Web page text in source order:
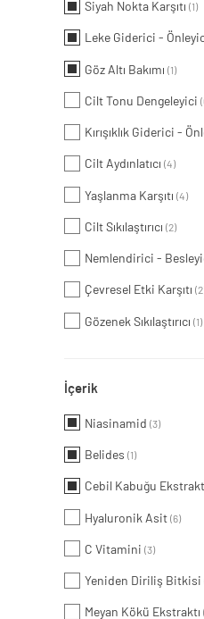
Siyah Nokta Karşıtı (1)
Leke Giderici -
Göz Altı Bakımı (1)
Cilt Tonu Dengeleyici
Kırışıklık Giderici -
Cilt Aydınlatıcı (4)
Yaşlanma Karşıtı (4)
Cilt Sıkılaştırıcı (2)
Nemlendirici -
Çevresel Etki Karşıtı
Gözenek Sıkılaştırıcı (1)
İçerik
Niasinamid (3)
Belides (1)
Cebil Kabuğu
Hyaluronik Asit (6)
C Vitamini (3)
Yeniden Diriliş Bitkisi
Meyan Kökü Ekstraktı